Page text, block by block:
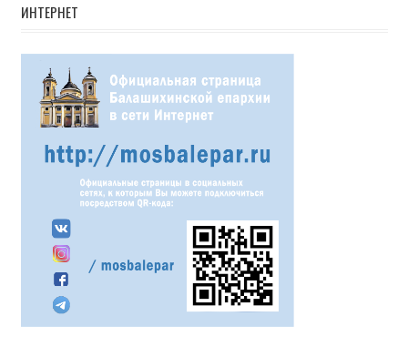
ИНТЕРНЕТ